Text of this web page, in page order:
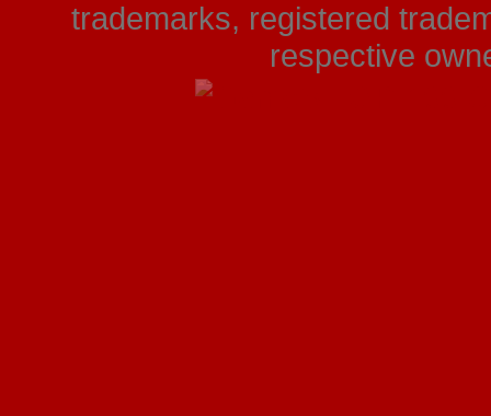
trademarks, registered
respective